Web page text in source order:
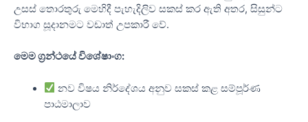
උසස් තොරතුරු මෙහිදී පැහැදිලිව සකස් කර ඇති අතර, සිසුන්ට
විභාග සූදානමට වඩාත් උපකාරී වේ.
මෙම ග්‍රන්ථයේ විශේෂාංග:
නව විෂය නිර්දේශය අනුව සකස් කළ සම්පූර්ණ
පාඨමාලාව